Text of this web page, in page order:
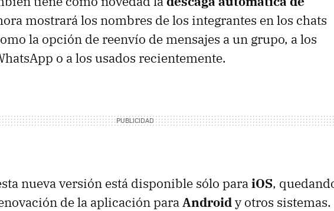
mostrará los nombres de los integrantes en los chats
la opción de reenvío de mensajes a un grupo, a los
o a los usados recientemente.
nueva versión está disponible sólo paraiOS,
de la aplicación paraAndroidy otros sistemas.